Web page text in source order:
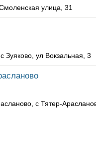
улица, 31
Зуяково, ул Вокзальная, 3
с Тятер-